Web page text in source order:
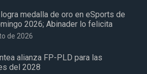
logra medalla de oro en eSports de
2026; Abinader lo felicita
de 2026
alianza FP-PLD para las
del 2028